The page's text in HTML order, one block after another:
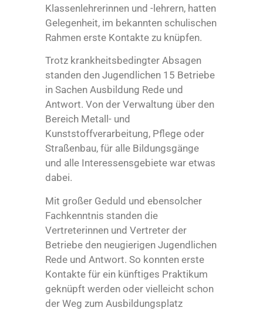
Klassenlehrerinnen und -lehrern, hatten
Gelegenheit, im bekannten schulischen
Rahmen erste Kontakte zu knüpfen.
Trotz krankheitsbedingter Absagen
standen den Jugendlichen 15 Betriebe
in Sachen Ausbildung Rede und
Antwort. Von der Verwaltung über den
Bereich Metall- und
Kunststoffverarbeitung, Pflege oder
Straßenbau, für alle Bildungsgänge
und alle Interessensgebiete war etwas
dabei.
Mit großer Geduld und ebensolcher
Fachkenntnis standen die
Vertreterinnen und Vertreter der
Betriebe den neugierigen Jugendlichen
Rede und Antwort. So konnten erste
Kontakte für ein künftiges Praktikum
geknüpft werden oder vielleicht schon
der Weg zum Ausbildungsplatz